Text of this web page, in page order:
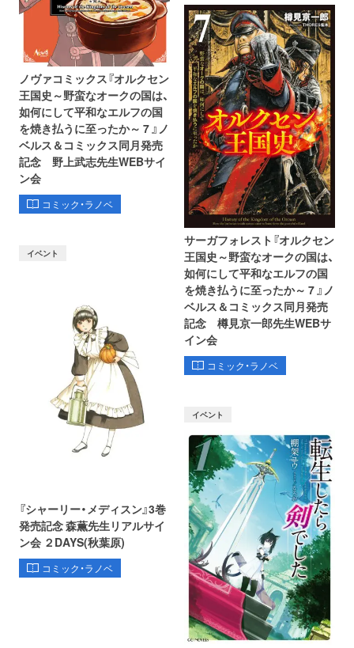
ノヴァコミックス『オルクセン
王国史～野蛮なオークの国は、
如何にして平和なエルフの国
を焼き払うに至ったか～ 7 』ノ
ベルス＆コミックス同月発売
記念 野上武志先生WEBサイ
ン会
コミック・ラノベ
サーガフォレスト『オルクセン
王国史～野蛮なオークの国は、
如何にして平和なエルフの国
を焼き払うに至ったか～ 7 』ノ
ベルス＆コミックス同月発売
記念 樽見京一郎先生WEBサ
イン会
コミック・ラノベ
イベント
『シャーリー・メディスン』3巻
発売記念 森薫先生リアルサイ
ン会 ２DAYS(秋葉原)
コミック・ラノベ
イベント